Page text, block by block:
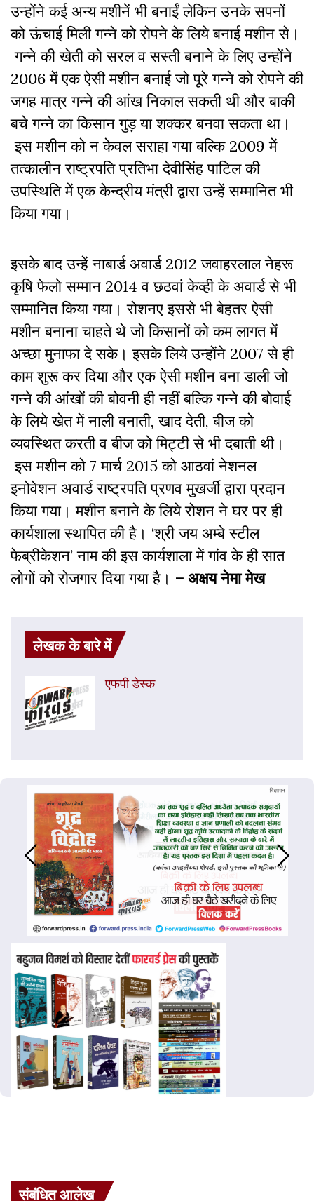
उन्होंने कई अन्य मशीनें भी बनाईं लेकिन उनके सपनों
को ऊंचाई मिली गन्ने को रोपने के लिये बनाई मशीन से।
गन्ने की खेती को सरल व सस्ती बनाने के लिए उन्होंने
2006 में एक ऐसी मशीन बनाई जो पूरे गन्ने को रोपने की
जगह मात्र गन्ने की आंख निकाल सकती थी और बाकी
बचे गन्ने का किसान गुड़ या शक्कर बनवा सकता था।
इस मशीन को न केवल सराहा गया बल्कि 2009 में
तत्कालीन राष्ट्रपति प्रतिभा देवीसिंह पाटिल की
उपस्थिति में एक केन्द्रीय मंत्री द्वारा उन्हें सम्मानित भी
किया गया।
इसके बाद उन्हें नाबार्ड अवार्ड 2012 जवाहरलाल नेहरू
कृषि फेलो सम्मान 2014 व छठवां केव्ही के अवार्ड से भी
सम्मानित किया गया। रोशनए इससे भी बेहतर ऐसी
मशीन बनाना चाहते थे जो किसानों को कम लागत में
अच्छा मुनाफा दे सके। इसके लिये उन्होंने 2007 से ही
काम शुरू कर दिया और एक ऐसी मशीन बना डाली जो
गन्ने की आंखों की बोवनी ही नहीं बल्कि गन्ने की बोवाई
के लिये खेत में नाली बनाती, खाद देती, बीज को
व्यवस्थित करती व बीज को मिट्टी से भी दबाती थी।
इस मशीन को 7 मार्च 2015 को आठवां नेशनल
इनोवेशन अवार्ड राष्ट्रपति प्रणव मुखर्जी द्वारा प्रदान
किया गया। मशीन बनाने के लिये रोशन ने घर पर ही
कार्यशाला स्थापित की है। ‘श्री जय अम्बे स्टील
फेब्रीकेशन’ नाम की इस कार्यशाला में गांव के ही सात
लोगों को रोजगार दिया गया है। – अक्षय नेमा मेख​
लेखक के बारे में
एफपी डेस्‍क
संबंधित आलेख